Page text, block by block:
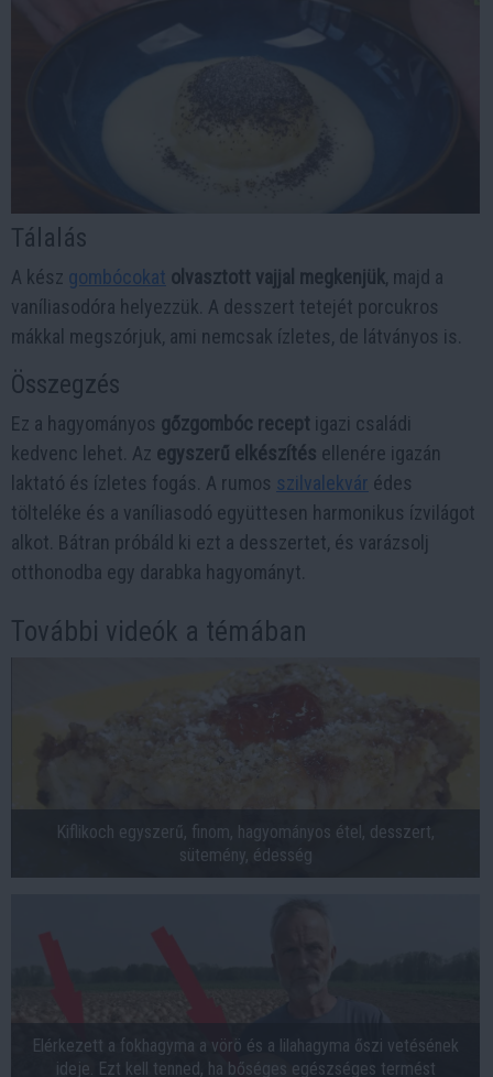
Tálalás
A kész gombócokat olvasztott vajjal megkenjük, majd a
vaníliasodóra helyezzük. A desszert tetejét porcukros
mákkal megszórjuk, ami nemcsak ízletes, de látványos is.
Összegzés
Ez a hagyományos gőzgombóc recept igazi családi
kedvenc lehet. Az egyszerű elkészítés ellenére igazán
laktató és ízletes fogás. A rumos szilvalekvár édes
tölteléke és a vaníliasodó együttesen harmonikus ízvilágot
alkot. Bátran próbáld ki ezt a desszertet, és varázsolj
otthonodba egy darabka hagyományt.
További videók a témában
Kiflikoch egyszerű, finom, hagyományos étel, desszert,
sütemény, édesség
Elérkezett a fokhagyma a vörö és a lilahagyma őszi vetésének
ideje. Ezt kell tenned, ha bőséges egészséges termést